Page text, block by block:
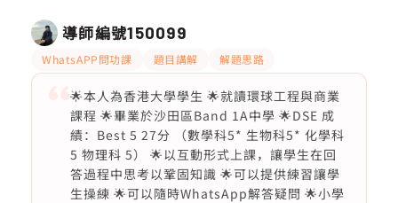
導師編號150099
WhatsAPP問功課 題目講解 解題思路
🌟本人為香港大學學生 🌟就讀環球工程與商業
課程 🌟畢業於沙田區Band 1A中學 🌟DSE 成
績：Best 5 27分 （數學科5* 生物科5* 化學科
5 物理科 5） 🌟以互動形式上課，讓學生在回
答過程中思考以鞏固知識 🌟可以提供練習讓學
生操練 🌟可以隨時WhatsApp解答疑問 🌟小學